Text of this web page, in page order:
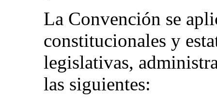
La Convención se
constitucionales y
legislativas,
las siguientes: